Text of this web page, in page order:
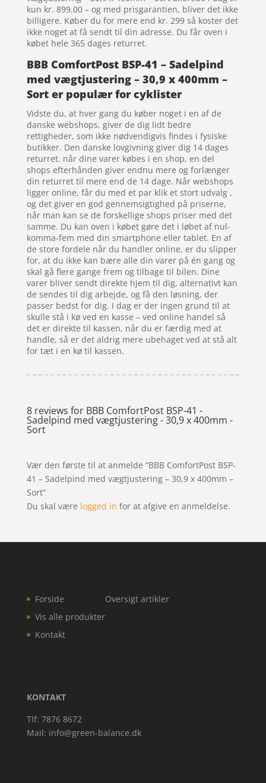
kun kr. 899.00 – og med prisgarantien, bliver det ikke
billigere. Køber du for mere end kr. 299 så koster det
ikke noget at få sendt til din adresse. Du får oven i
købet hele 365 dages returret.
BBB ComfortPost BSP-41 – Sadelpind
med vægtjustering – 30,9 x 400mm –
Sort er populær for cyklister
Vidste du, at hver gang du køber noget i en af de
danske webshops, giver de dig lidt bedre
rettigheder, som ikke nødvendigvis findes i fysiske
butikker. Den danske lovgivning giver dig 14 dages
returret. når dine varer købes i en shop, en del
shops efterhånden giver endnu mere og forlænger
din returret til mere end de 14 dage. Når webshops
ligger online, får du med et par klik et stort udvalg ,
og det giver en god gennemsigtighed på priserne,
når man kan se de forskellige shops priser med det
samme. Du kan oven i købet gøre det i løbet af nul-
komma-fem med din smartphone eller tablet. En af
de store fordele når du handler online, er du slipper
for, at du ikke kan bære alle din varer på én gang og
skal gå flere gange frem og tilbage til bilen. Dine
varer bliver sendt direkte hjem til dig, alternativt kan
de sendes til dig arbejde, og få den løsning, der
passer bedst for dig. I dag er der ingen grund til at
skulle stå i kø ved en kasse – ved online handel så
det er direkte til kassen, når du er færdig med at
handle, så er det aldrig mere ubehaget ved at stå alt
for tæt i en kø til kassen.
8 reviews for BBB ComfortPost BSP-41 -
Sadelpind med vægtjustering - 30,9 x 400mm -
Sort
Vær den første til at anmelde “BBB ComfortPost BSP-
41 – Sadelpind med vægtjustering – 30,9 x 400mm –
Sort”
Du skal være logged in for at afgive en anmeldelse.
Forside
Vis alle produkter
Kontakt
Oversigt artikler
KONTAKT
Tlf: 7876 8672
Mail: info@green-balance.dk